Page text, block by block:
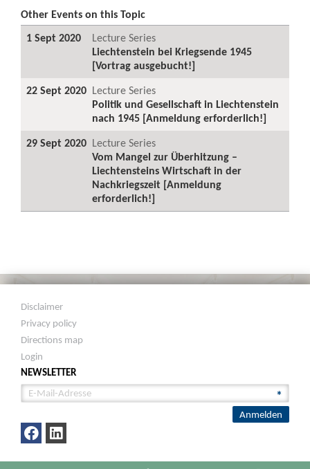
Other Events on this Topic
1 Sept 2020
Lecture Series
Liechtenstein bei Kriegsende 1945
[Vortrag ausgebucht!]
22 Sept 2020 Lecture Series
Politik und Gesellschaft in Liechtenstein
nach 1945 [Anmeldung erforderlich!]
29 Sept 2020 Lecture Series
Vom Mangel zur Überhitzung –
Liechtensteins Wirtschaft in der
Nachkriegszeit [Anmeldung
erforderlich!]
Disclaimer
Privacy policy
Directions map
Login
NEWSLETTER